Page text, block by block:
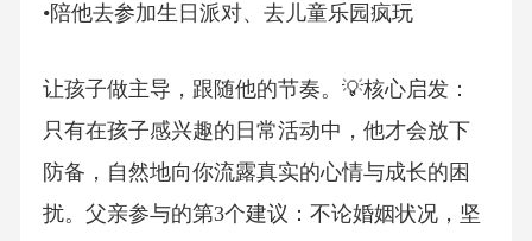
•陪他去参加生日派对、去儿童乐园疯玩
让孩子做主导，跟随他的节奏。💡核心启发：
只有在孩子感兴趣的日常活动中，他才会放下
防备，自然地向你流露真实的心情与成长的困
扰。父亲参与的第3个建议：不论婚姻状况，坚